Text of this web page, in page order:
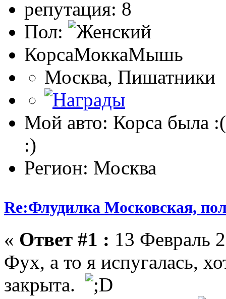
репутация: 8
Пол:
КорсаМоккаМышь
Москва, Пишатники
Мой авто: Корса была
:)
Регион: Москва
Re:Флудилка Московская,
« Ответ #1 : 13 Февраль
Фух, а то я испугалась,
закрыта.